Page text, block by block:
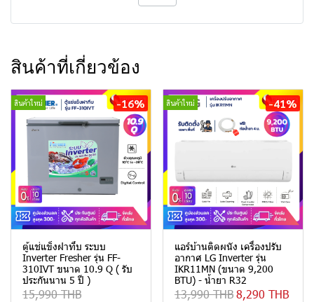
สินค้าที่เกี่ยวข้อง
สินค้าใหม่ -16%
ตู้แช่แข็งฝาทึบ ระบบ
Inverter Fresher รุ่น FF-
310IVT ขนาด 10.9 Q ( รับ
ประกันนาน 5 ปี )
15,990 THB
สินค้าใหม่ -41%
แอร์บ้านติดผนัง เครื่องปรับ
อากาศ LG Inverter รุ่น
IKR11MN (ขนาด 9,200
BTU) - น้ำยา R32
13,990 THB8,290 THB